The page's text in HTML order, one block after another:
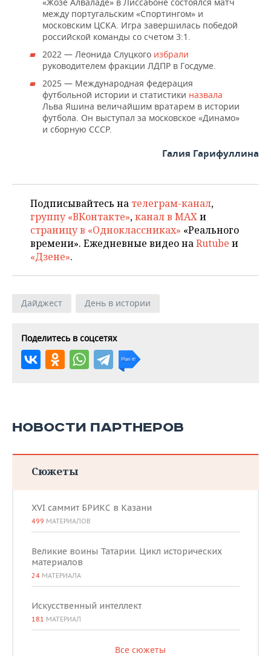
между португальским «Спортингом» и
московским ЦСКА. Игра завершилась победой
российской команды со счетом 3:1.
2022 — Леонида Слуцкого избрали
руководителем фракции ЛДПР в Госдуме.
2025 — Международная федерация
футбольной истории и статистики назвала
Льва Яшина величайшим вратарем в истории
футбола. Он выступал за московское «Динамо»
и сборную СССР.
Галия Гарифуллина
Подписывайтесь на телеграм-канал,
группу «ВКонтакте»,канал в MAXи
страницу в «Одноклассниках» «Реального
времени». Ежедневные видео наRutube и
«Дзене».
Дайджест День в истории
Поделитесь в соцсетях
НОВОСТИ ПАРТНЕРОВ
Сюжеты
XVI саммит БРИКС в Казани
499 МАТЕРИАЛОВ
Великие воины Татарии. Цикл исторических
материалов
24 МАТЕРИАЛА
Искусственный интеллект
181 МАТЕРИАЛ
Все сюжеты